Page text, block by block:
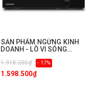
ㅤSẢN PHẨM NGỪNG KINH
DOANH - LÒ VI SÓNG
MM21PC(BK)
1.918.200₫ - 17%
1.598.500₫